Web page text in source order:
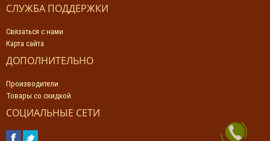
СЛУЖБА ПОДДЕРЖКИ
Связаться с нами
Карта сайта
ДОПОЛНИТЕЛЬНО
Производители
Товары со скидкой
СОЦИАЛЬНЫЕ СЕТИ